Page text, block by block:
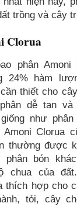
trồng và cây
Clorua
phân Amoni
24% hàm
thiết cho
dễ tan
như phân
Amoni Clorua
thường được
bón khác
chua của
thích hợp cho
tỏi, cây